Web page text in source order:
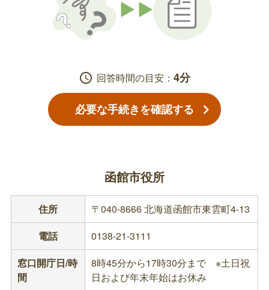
schedule 回答時間の目安： 4分
必要な手続きを確認する
函館市役所
住所
〒040-8666 北海道函館市東雲町4-13
電話
0138-21-3111
窓口開庁日/時
間
8時45分から17時30分まで ※土日祝
日および年末年始はお休み